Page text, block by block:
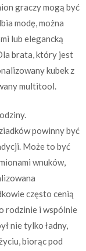
graczy mogą być
modę, można
lub elegancką
brata, który jest
kubek z
multitool.
powinny być
Może to być
wnuków,
często cenią
rodzinie i wspólnie
nie tylko ładny,
biorąc pod